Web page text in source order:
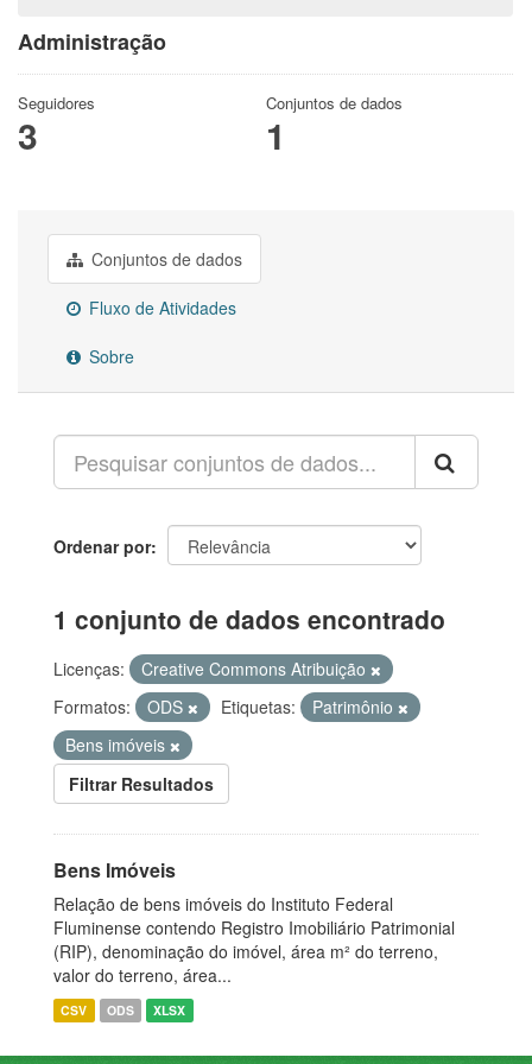
Administração
Seguidores
3
Conjuntos de dados
1
Conjuntos de dados
Fluxo de Atividades
Sobre
Ordenar por
1 conjunto de dados encontrado
Licenças:
Creative Commons Atribuição
Formatos:
ODS Etiquetas:
Patrimônio
Bens imóveis
Filtrar Resultados
Bens Imóveis
Relação de bens imóveis do Instituto Federal
Fluminense contendo Registro Imobiliário Patrimonial
(RIP), denominação do imóvel, área m² do terreno,
valor do terreno, área...
CSV ODS XLSX